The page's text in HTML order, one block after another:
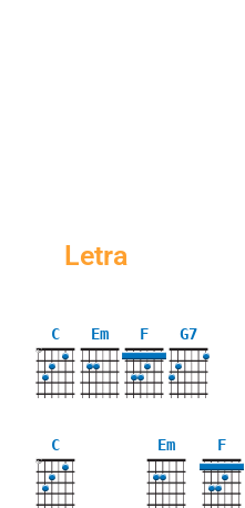
Letra
C
X
Em F G7
C
X
Em F